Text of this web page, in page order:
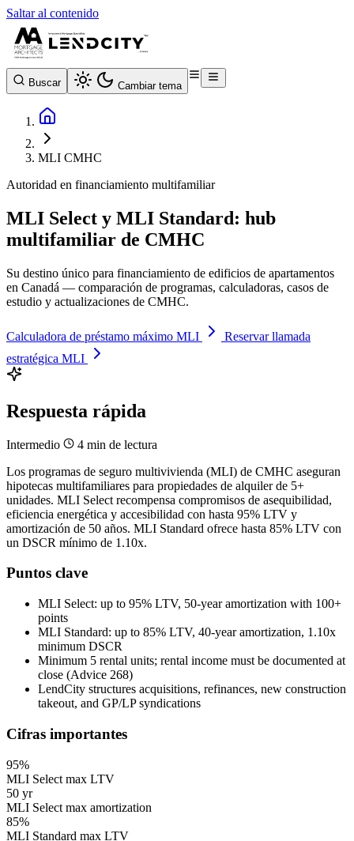
Saltar al contenido
Buscar Cambiar tema
MLI CMHC
Autoridad en financiamiento multifamiliar
MLI Select y MLI Standard: hub
multifamiliar de CMHC
Su destino único para financiamiento de edificios de apartamentos
en Canadá — comparación de programas, calculadoras, casos de
estudio y actualizaciones de CMHC.
Calculadora de préstamo máximo MLI
Reservar llamada
estratégica MLI
Respuesta rápida
Intermedio
4 min de lectura
Los programas de seguro multivivienda (MLI) de CMHC aseguran
hipotecas multifamiliares para propiedades de alquiler de 5+
unidades. MLI Select recompensa compromisos de asequibilidad,
eficiencia energética y accesibilidad con hasta 95% LTV y
amortización de 50 años. MLI Standard ofrece hasta 85% LTV con
un DSCR mínimo de 1.10x.
Puntos clave
MLI Select: up to 95% LTV, 50-year amortization with 100+
points
MLI Standard: up to 85% LTV, 40-year amortization, 1.10x
minimum DSCR
Minimum 5 rental units; rental income must be documented at
close (Advice 268)
LendCity structures acquisitions, refinances, new construction
takeout, and GP/LP syndications
Cifras importantes
95%
MLI Select max LTV
50 yr
MLI Select max amortization
85%
MLI Standard max LTV